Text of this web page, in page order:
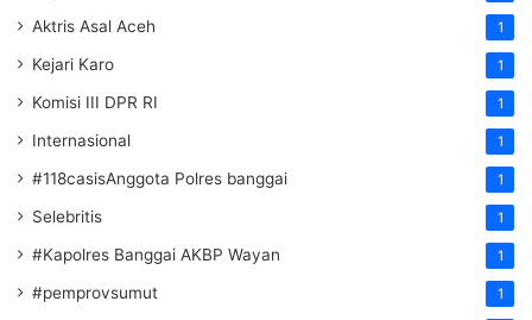
Aktris Asal Aceh 1
Kejari Karo 1
Komisi III DPR RI 1
Internasional 1
#118casisAnggota Polres banggai 1
Selebritis 1
#Kapolres Banggai AKBP Wayan 1
#pemprovsumut 1